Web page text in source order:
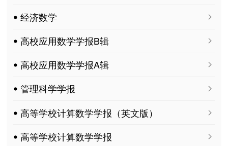
ꔷ 经济数学
ꔷ 高校应用数学学报B辑
ꔷ 高校应用数学学报A辑
ꔷ 管理科学学报
ꔷ 高等学校计算数学学报（英文版）
ꔷ 高等学校计算数学学报